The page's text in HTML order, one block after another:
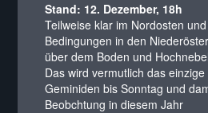
Stand: 12. Dezember, 18h
Teilweise klar im Nordosten
Bedingungen in den
über dem Boden und Hochnebel
Das wird vermutlich das
Geminiden bis Sonntag und
Beobchtung in diesem Jahr